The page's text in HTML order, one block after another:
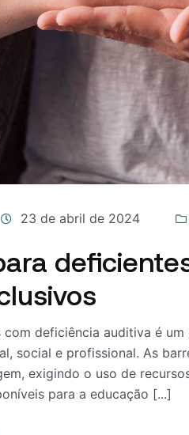
23 de abril de 2024
com deficiência auditiva é
social e profissional. As
exigindo o uso de
para a educação [...]